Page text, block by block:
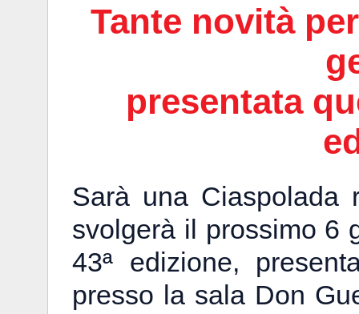
Tante novità
presentata
Sarà una Ciaspolada
svolgerà il prossimo 6
43ª edizione,
presso la sala Don